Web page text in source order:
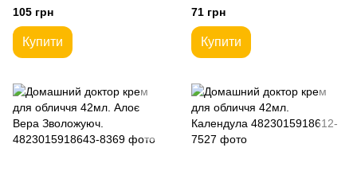
105 грн
Купити
71 грн
Купити